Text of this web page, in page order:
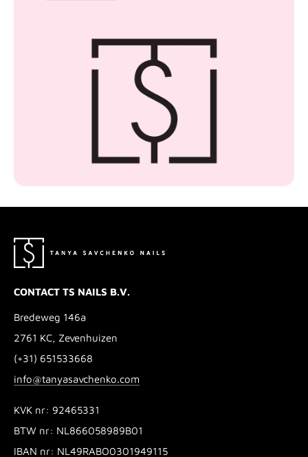
CONTACT TS NAILS B.V.
Bredeweg 146a
2761 KC, Zevenhuizen
(+31) 651533668
info@tanyasavchenko.com
KVK nr: 92465331
BTW nr: NL866058989B01
IBAN nr: NL49RABO0301949115